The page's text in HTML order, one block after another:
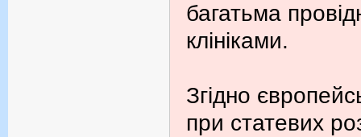
багатьма
клініками.
Згідно
при статевих